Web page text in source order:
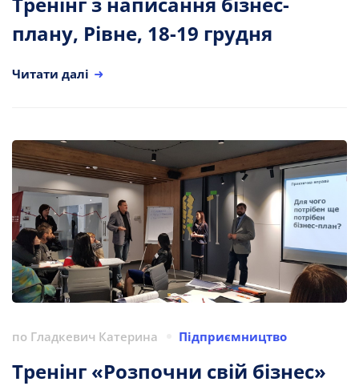
плану, Рівне, 18-19 грудня
Читати далі
по Гладкевич Катерина Підприємництво
Тренінг «Розпочни свій бізнес»